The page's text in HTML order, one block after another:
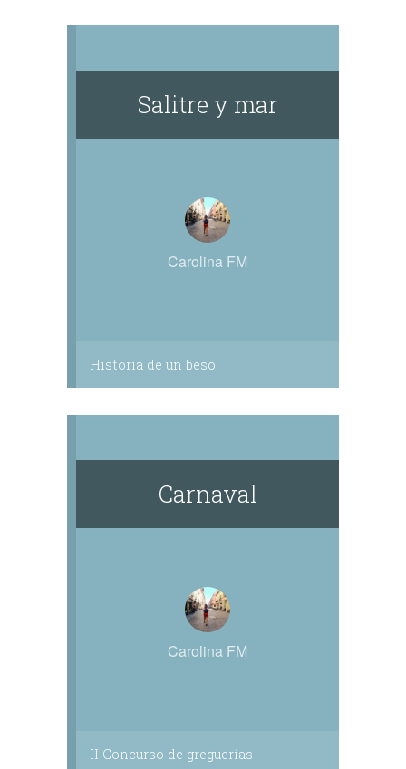
Salitre y mar
Carolina FM
Historia de un beso
Carnaval
Carolina FM
II Concurso de greguerías